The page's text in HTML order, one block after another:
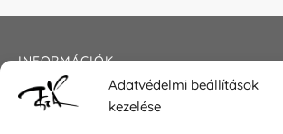
Adatvédelmi beállítások
kezelése
INFORMÁCIÓK
Általános szerződési feltételek